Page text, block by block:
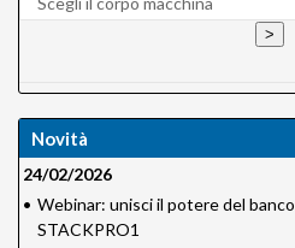
Novità
24/02/2026
• Webinar: unisci il potere del
STACKPRO1